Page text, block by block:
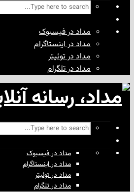
مداد در فیسبوک
مداد در اینستاگرام
مداد در توئیتر
مداد در تلگرام
مداد در فیسبوک
مداد در اینستاگرام
مداد در توئیتر
مداد در تلگرام